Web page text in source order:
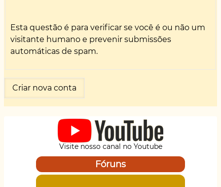
Esta questão é para verificar se você é ou não um
visitante humano e prevenir submissões
automáticas de spam.
Visite nosso canal no Youtube
Fóruns